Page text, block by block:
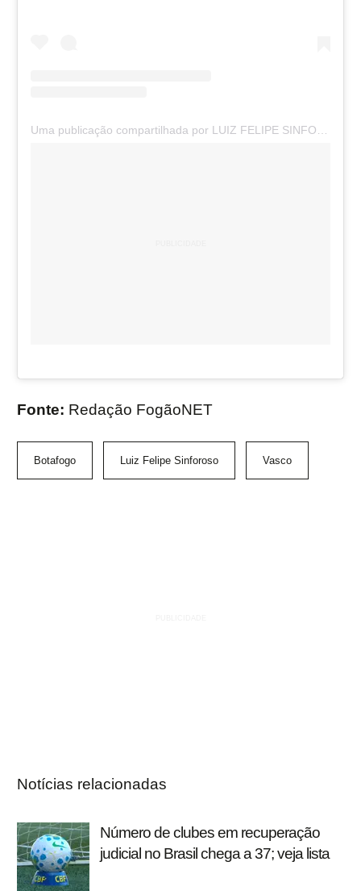
Uma publicação compartilhada por LUIZ FELIPE SINFOROSO (@luizfelipe_planethealth)
Fonte: Redação FogãoNET
Botafogo Luiz Felipe Sinforoso Vasco
Notícias relacionadas
Número de clubes em recuperação
judicial no Brasil chega a 37; veja lista